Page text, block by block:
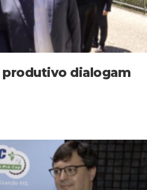
produtivo dialogam